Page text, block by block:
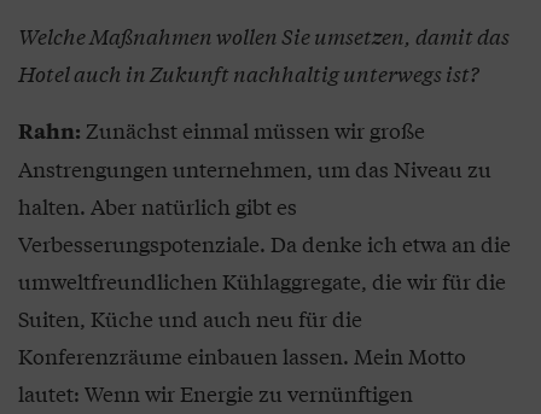
Welche Maßnahmen wollen Sie umsetzen, damit das
Hotel auch in Zukunft nachhaltig unterwegs ist?
Rahn: Zunächst einmal müssen wir große
Anstrengungen unternehmen, um das Niveau zu
halten. Aber natürlich gibt es
Verbesserungspotenziale. Da denke ich etwa an die
umweltfreundlichen Kühlaggregate, die wir für die
Suiten, Küche und auch neu für die
Konferenzräume einbauen lassen. Mein Motto
lautet: Wenn wir Energie zu vernünftigen